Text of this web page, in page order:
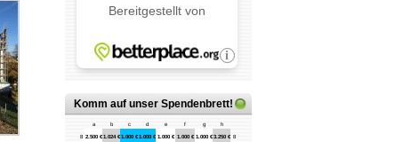
Komm auf unser Spendenbrett!
a b c d e f g h
8 2.500 € 1.024 € 1.000 € 1.000 € 1.000 € 1.000 € 1.000 € 3.250 € 8